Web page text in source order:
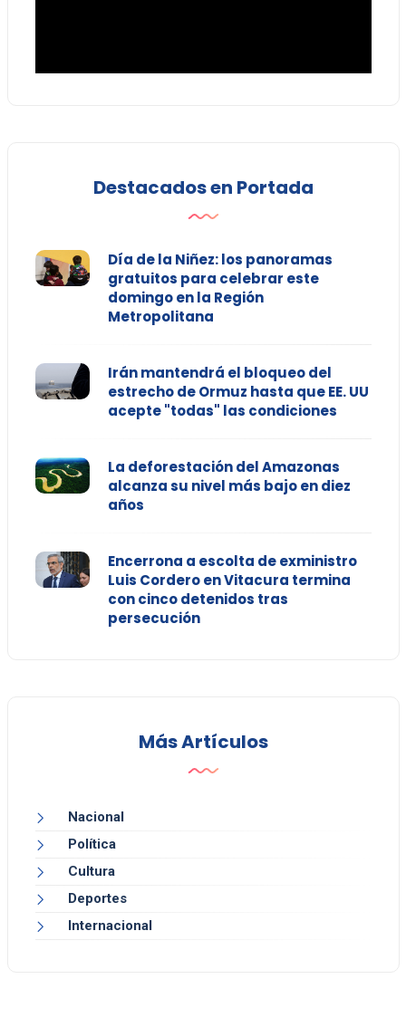
Destacados en Portada
Día de la Niñez: los panoramas
gratuitos para celebrar este
domingo en la Región
Metropolitana
Irán mantendrá el bloqueo del
estrecho de Ormuz hasta que EE. UU
acepte "todas" las condiciones
La deforestación del Amazonas
alcanza su nivel más bajo en diez
años
Encerrona a escolta de exministro
Luis Cordero en Vitacura termina
con cinco detenidos tras
persecución
Más Artículos
Nacional
Política
Cultura
Deportes
Internacional